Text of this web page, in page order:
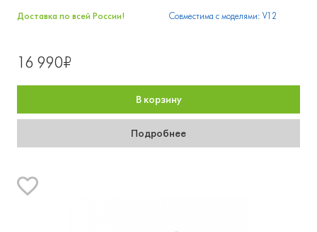
Доставка по всей России! Совместима с моделями: V12
16 990₽
В корзину
Подробнее